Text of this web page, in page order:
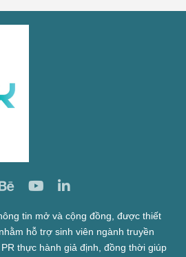
tin mở và cộng đồng, được thiết
hỗ trợ sinh viên ngành truyền
thực hành giả định, đồng thời giúp